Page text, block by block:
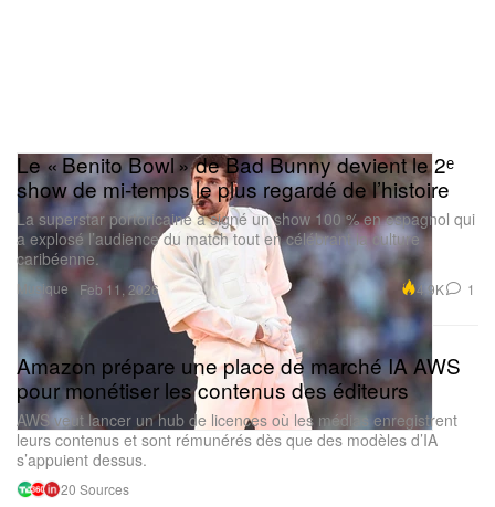
Musique
Le « Benito Bowl » de Bad Bunny devient le 2ᵉ
show de mi-temps le plus regardé de l’histoire
La superstar portoricaine a signé un show 100 % en espagnol qui
a explosé l’audience du match tout en célébrant la culture
caribéenne.
Feb 11, 2026 4.9K 1
Amazon prépare une place de marché IA AWS
pour monétiser les contenus des éditeurs
AWS veut lancer un hub de licences où les médias enregistrent
leurs contenus et sont rémunérés dès que des modèles d’IA
s’appuient dessus.
20 Sources